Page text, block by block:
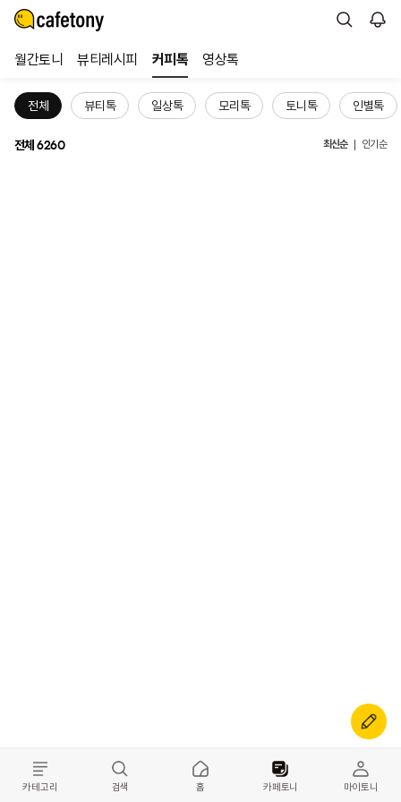
월간토니 뷰티레시피 커피톡 영상톡
전체 뷰티톡 일상톡 모리톡 토니톡 인별톡
전체 6260 최신순 인기순
카테고리 검색 홈 카페토니 마이토니